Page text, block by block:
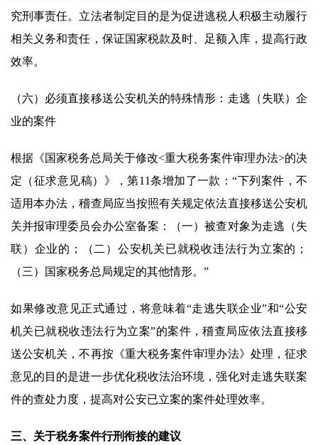
究刑事责任。立法者制定目的是为促进逃税人积极主动履行
相关义务和责任，保证国家税款及时、足额入库，提高行政
效率。
（六）必须直接移送公安机关的特殊情形：走逃（失联）企
业的案件
根据《国家税务总局关于修改<重大税务案件审理办法>的决
定（征求意见稿）》，第11条增加了一款：“下列案件，不
适用本办法，稽查局应当按照有关规定依法直接移送公安机
关并报审理委员会办公室备案：（一）被查对象为走逃（失
联）企业的；（二）公安机关已就税收违法行为立案的；
（三）国家税务总局规定的其他情形。”
如果修改意见正式通过，将意味着“走逃失联企业”和“公安
机关已就税收违法行为立案”的案件，稽查局应依法直接移
送公安机关，不再按《重大税务案件审理办法》处理，征求
意见的目的是进一步优化税收法治环境，强化对走逃失联案
件的查处力度，提高对公安已立案的案件处理效率。
三、关于税务案件行刑衔接的建议